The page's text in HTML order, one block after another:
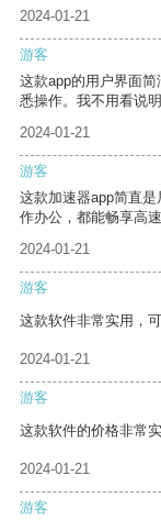
2024-01-21
游客
这款app的用户界面
悉操作。我不用看说
2024-01-21
游客
这款加速器app简直
作办公，都能畅享高
2024-01-21
游客
这款软件非常实用，
2024-01-21
游客
这款软件的价格非常
2024-01-21
游客